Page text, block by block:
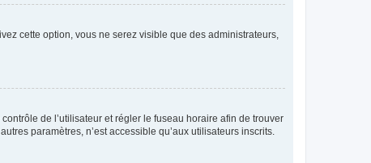
cette option, vous ne serez visible que des administrateurs,
de l’utilisateur et régler le fuseau horaire afin de trouver
paramètres, n’est accessible qu’aux utilisateurs inscrits.